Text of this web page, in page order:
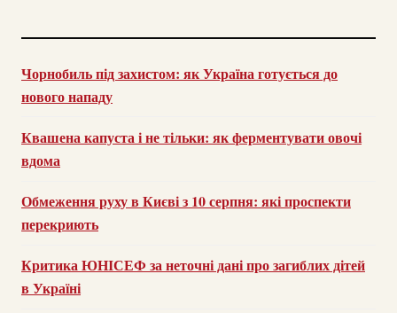
Чорнобиль під захистом: як Україна готується до
нового нападу
Квашена капуста і не тільки: як ферментувати овочі
вдома
Обмеження руху в Києві з 10 серпня: які проспекти
перекриють
Критика ЮНІСЕФ за неточні дані про загиблих дітей
в Україні